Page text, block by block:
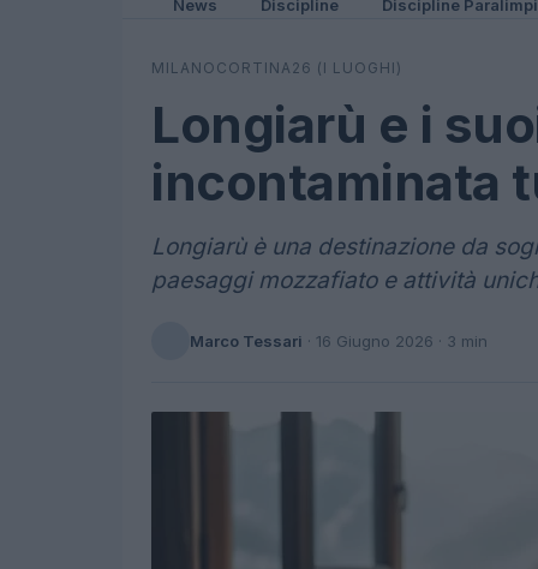
News Discipline Discipline
MILANOCORTINA26 (I LUOGHI)
Longiarù e i
incontaminata
Longiarù è una destinazione da
paesaggi mozzafiato e attività
Marco Tessari · 16 Giugno 2026 · 3 min